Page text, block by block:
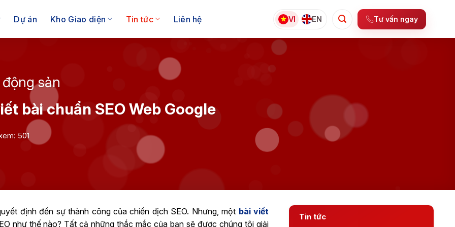
Dự án Kho Giao diện Tin tức Liên hệ VI EN Tư vấn ngay
sản
bài chuẩn SEO Web Google
501
định đến sự thành công của chiến dịch SEO. Nhưng, một bài viết
như thế nào? Tất cả những thắc mắc của bạn sẽ được chúng tôi giải
Tin tức